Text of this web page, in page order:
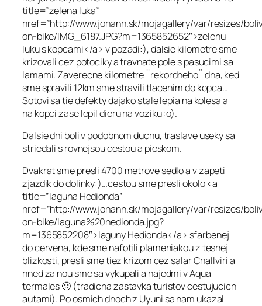
title=”zelena luka”
href=”http://www.johann.sk/mojagallery/var/resizes/
on-bike/IMG_6187.JPG?m=1365852652″>zelenu
luku s kopcami</a> v pozadi:), dalsie kilometre sme
krizovali cez potociky a travnate pole s pasucimi sa
lamami. Zaverecne kilometre ¨rekordneho¨ dna, ked
sme spravili 12km sme stravili tlacenim do kopca…
Sotovi sa tie defekty dajako stale lepia na kolesa a
na kopci zase lepil dieru na voziku :o).
Dalsie dni boli v podobnom duchu, traslave useky sa
striedali s rovnejsou cestou a pieskom.
Dvakrat sme presli 4700 metrove sedlo a v zapeti
zjazdik do dolinky:)…cestou sme presli okolo <a
title=”laguna Hedionda”
href=”http://www.johann.sk/mojagallery/var/resizes/
on-bike/laguna%20hedionda.jpg?
m=1365852208″>laguny Hedionda</a> sfarbenej
do cervena, kde sme nafotili plameniakou z tesnej
blizkosti, presli sme tiez krizom cez salar Challviri a
hned za nou sme sa vykupali a najedmi v Aqua
termales 🙂 (tradicna zastavka turistov cestujucich
autami). Po osmich dnoch z Uyuni sa nam ukazal